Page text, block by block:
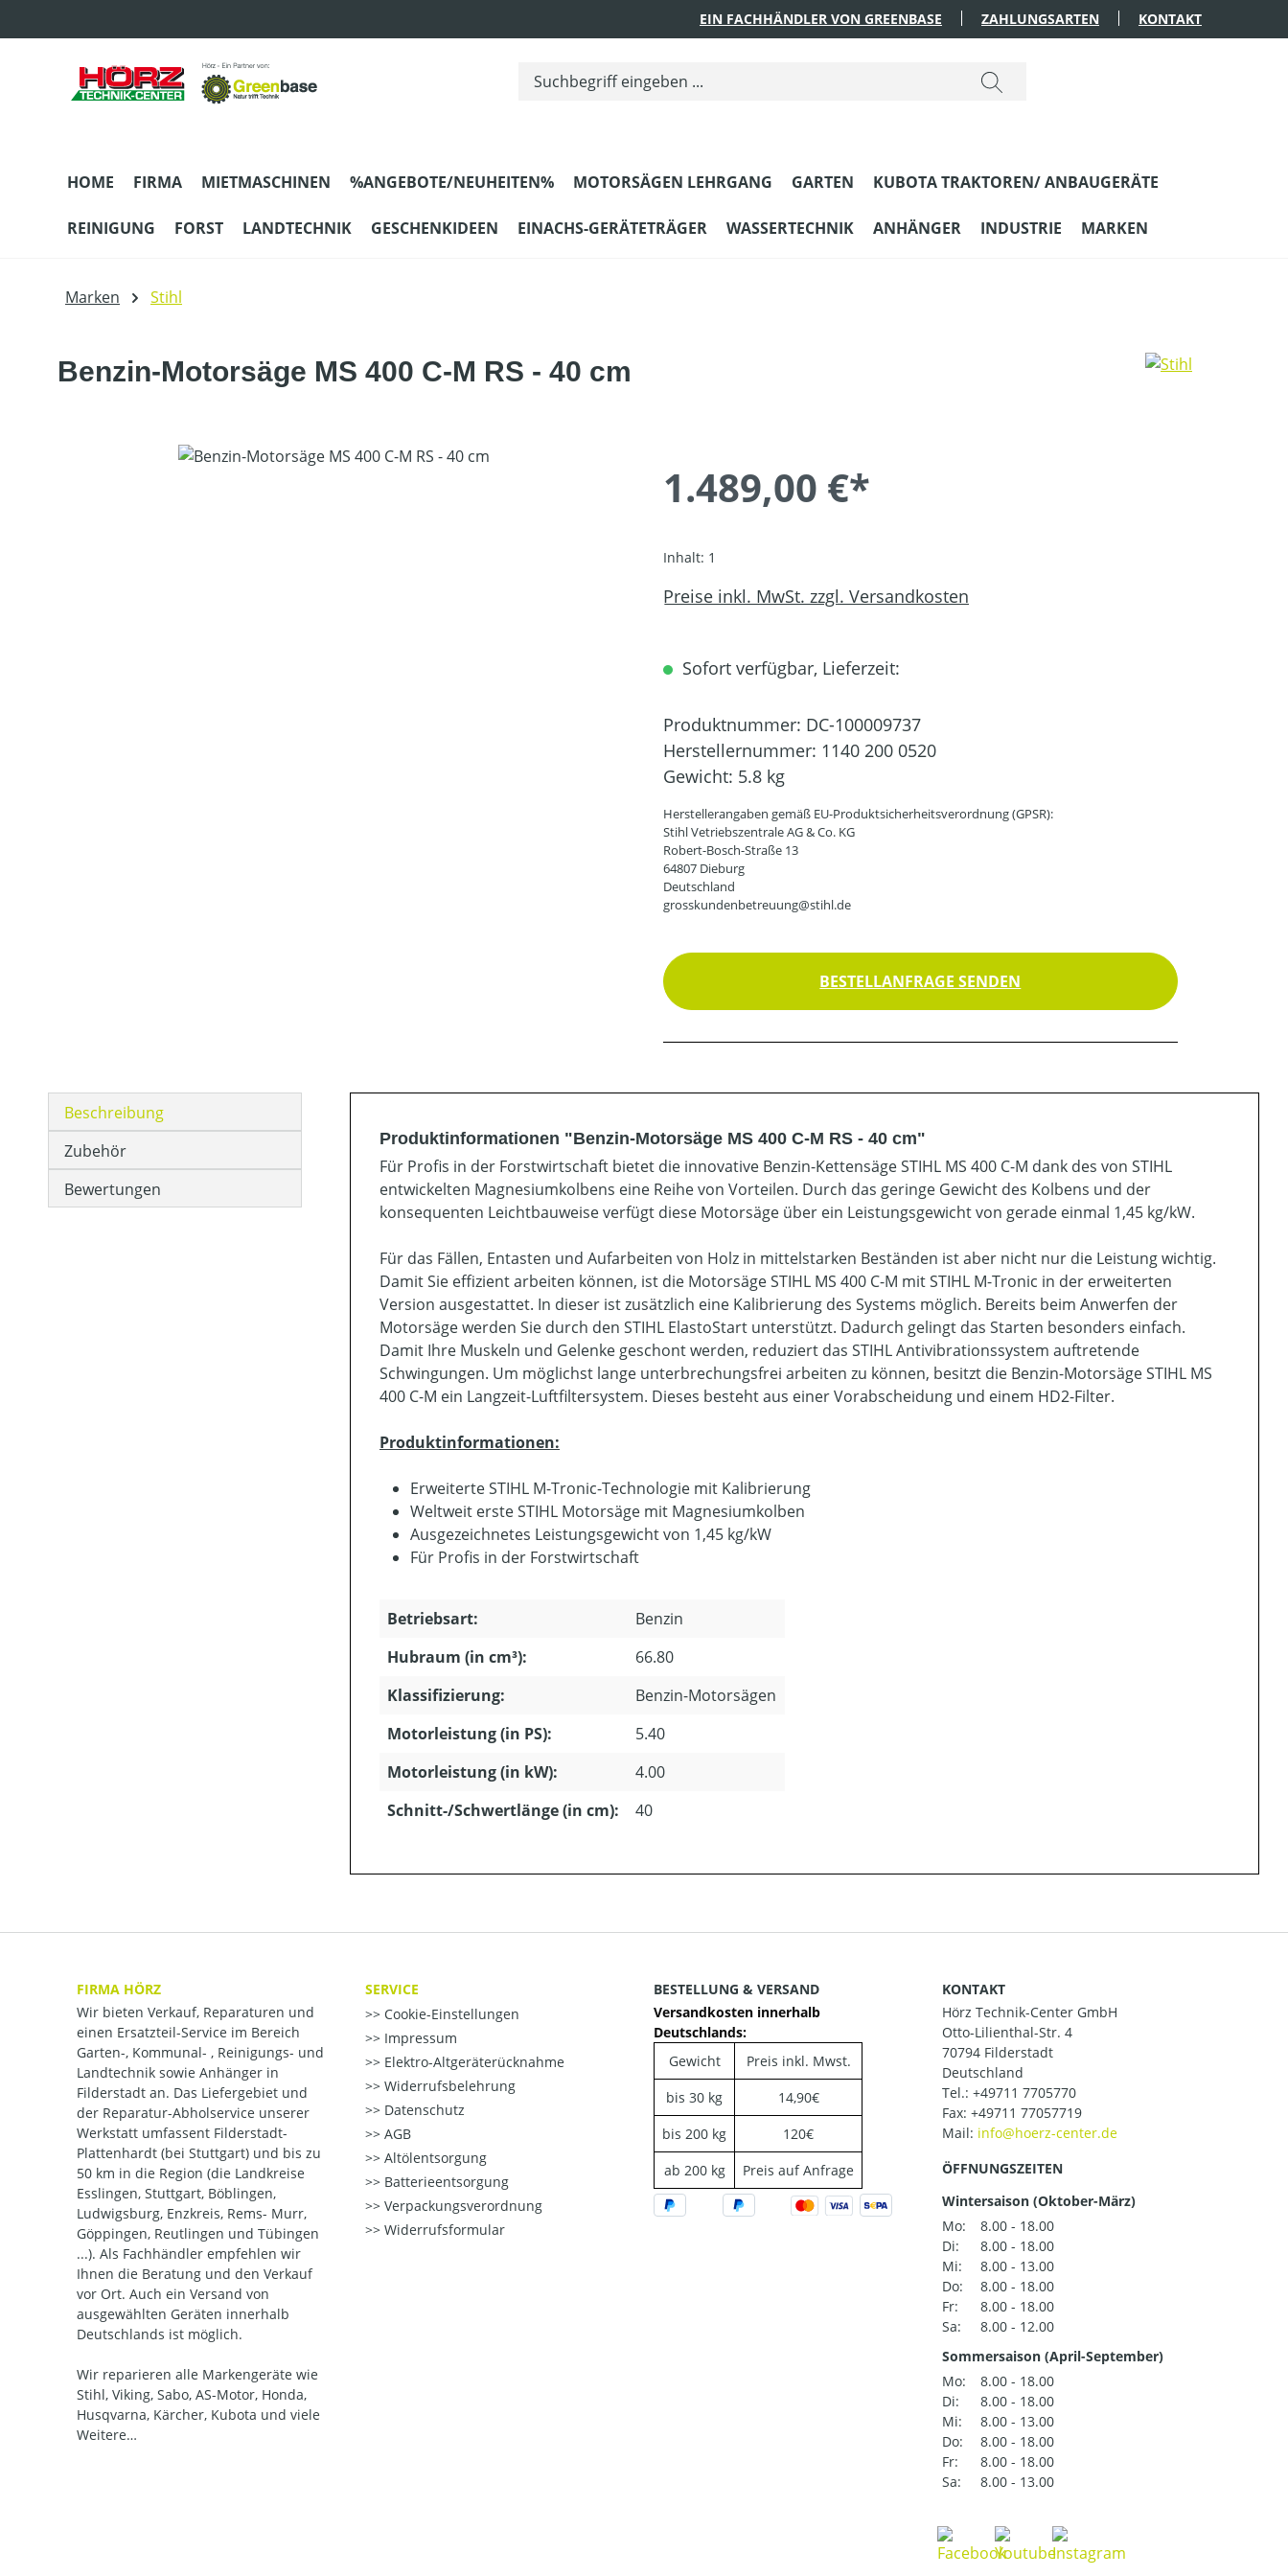
EIN FACHHÄNDLER VON GREENBASE ZAHLUNGSARTEN KONTAKT
HOME FIRMA MIETMASCHINEN %ANGEBOTE/NEUHEITEN% MOTORSÄGEN LEHRGANG GARTEN KUBOTA TRAKTOREN/ ANBAUGERÄTE
REINIGUNG FORST LANDTECHNIK GESCHENKIDEEN EINACHS-GERÄTETRÄGER WASSERTECHNIK ANHÄNGER INDUSTRIE MARKEN
Marken Stihl
Benzin-Motorsäge MS 400 C-M RS - 40 cm
Bildergalerie überspringen
1.489,00 €*
Inhalt: 1
Preise inkl. MwSt. zzgl. Versandkosten
Sofort verfügbar, Lieferzeit:
Produktnummer: DC-100009737
Herstellernummer: 1140 200 0520
Gewicht: 5.8 kg
Herstellerangaben gemäß EU-Produktsicherheitsverordnung (GPSR):
Stihl Vetriebszentrale AG & Co. KG
Robert-Bosch-Straße 13
64807 Dieburg
Deutschland
grosskundenbetreuung@stihl.de
BESTELLANFRAGE SENDEN
Beschreibung
Zubehör
Bewertungen
Produktinformationen "Benzin-Motorsäge MS 400 C-M RS - 40 cm"
Für Profis in der Forstwirtschaft bietet die innovative Benzin-Kettensäge STIHL MS 400 C-M dank des von STIHL
entwickelten Magnesiumkolbens eine Reihe von Vorteilen. Durch das geringe Gewicht des Kolbens und der
konsequenten Leichtbauweise verfügt diese Motorsäge über ein Leistungsgewicht von gerade einmal 1,45 kg/kW.
Für das Fällen, Entasten und Aufarbeiten von Holz in mittelstarken Beständen ist aber nicht nur die Leistung wichtig.
Damit Sie effizient arbeiten können, ist die Motorsäge STIHL MS 400 C-M mit STIHL M-Tronic in der erweiterten
Version ausgestattet. In dieser ist zusätzlich eine Kalibrierung des Systems möglich. Bereits beim Anwerfen der
Motorsäge werden Sie durch den STIHL ElastoStart unterstützt. Dadurch gelingt das Starten besonders einfach.
Damit Ihre Muskeln und Gelenke geschont werden, reduziert das STIHL Antivibrationssystem auftretende
Schwingungen. Um möglichst lange unterbrechungsfrei arbeiten zu können, besitzt die Benzin-Motorsäge STIHL MS
400 C-M ein Langzeit-Luftfiltersystem. Dieses besteht aus einer Vorabscheidung und einem HD2-Filter.
Produktinformationen:
Erweiterte STIHL M-Tronic-Technologie mit Kalibrierung
Weltweit erste STIHL Motorsäge mit Magnesiumkolben
Ausgezeichnetes Leistungsgewicht von 1,45 kg/kW
Für Profis in der Forstwirtschaft
Betriebsart:
Benzin
Hubraum (in cm³):
66.80
Klassifizierung:
Benzin-Motorsägen
Motorleistung (in PS):
5.40
Motorleistung (in kW):
4.00
Schnitt-/Schwertlänge (in cm):
40
FIRMA HÖRZ
Wir bieten Verkauf, Reparaturen und
einen Ersatzteil-Service im Bereich
Garten-, Kommunal- , Reinigungs- und
Landtechnik sowie Anhänger in
Filderstadt an. Das Liefergebiet und
der Reparatur-Abholservice unserer
Werkstatt umfassent Filderstadt-
Plattenhardt (bei Stuttgart) und bis zu
50 km in die Region (die Landkreise
Esslingen, Stuttgart, Böblingen,
Ludwigsburg, Enzkreis, Rems- Murr,
Göppingen, Reutlingen und Tübingen
...). Als Fachhändler empfehlen wir
Ihnen die Beratung und den Verkauf
vor Ort. Auch ein Versand von
ausgewählten Geräten innerhalb
Deutschlands ist möglich.
Wir reparieren alle Markengeräte wie
Stihl, Viking, Sabo, AS-Motor, Honda,
Husqvarna, Kärcher, Kubota und viele
Weitere…
SERVICE
Cookie-Einstellungen
Impressum
Elektro-Altgeräterücknahme
Widerrufsbelehrung
Datenschutz
AGB
Altölentsorgung
Batterieentsorgung
Verpackungsverordnung
Widerrufsformular
BESTELLUNG & VERSAND
Versandkosten innerhalb
Deutschlands:
Gewicht
Preis inkl. Mwst.
bis 30 kg
14,90€
bis 200 kg
120€
ab 200 kg
Preis auf Anfrage
KONTAKT
Hörz Technik-Center GmbH
Otto-Lilienthal-Str. 4
70794 Filderstadt
Deutschland
Tel.: +49711 7705770
Fax: +49711 77057719
Mail:
ÖFFNUNGSZEITEN
Wintersaison (Oktober-März)
Mo:
8.00 - 18.00
Di:
8.00 - 18.00
Mi:
8.00 - 13.00
Do:
8.00 - 18.00
Fr:
8.00 - 18.00
Sa:
8.00 - 12.00
Sommersaison (April-September)
Mo:
8.00 - 18.00
Di:
8.00 - 18.00
Mi:
8.00 - 13.00
Do:
8.00 - 18.00
Fr:
8.00 - 18.00
Sa:
8.00 - 13.00